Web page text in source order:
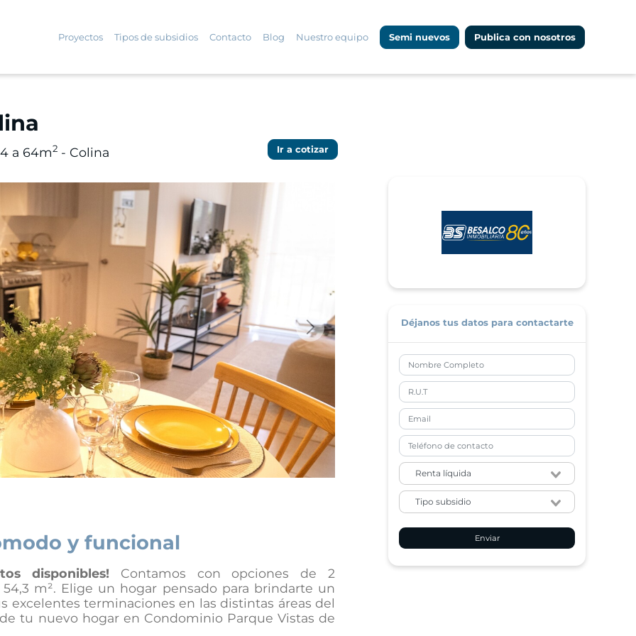
Proyectos Tipos de subsidios Contacto Blog Nuestro equipo Semi nuevos Publica con nosotros
a 64m2 - Colina Ir a cotizar
Next
y funcional
disponibles! Contamos con opciones de 2
m². Elige un hogar pensado para brindarte un
excelentes terminaciones en las distintas áreas del
tu nuevo hogar en Condominio Parque Vistas de
Déjanos tus datos para contactarte
Enviar